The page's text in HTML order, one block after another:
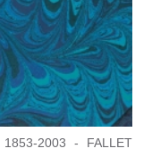
2003 - FALLET